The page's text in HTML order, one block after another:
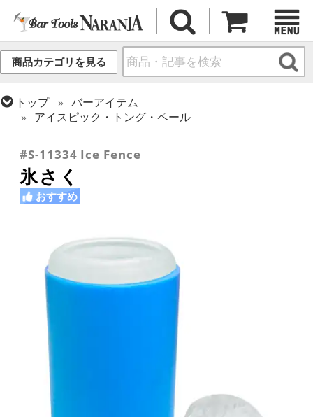
商品カテゴリを見る
トップ
バーアイテム
アイスピック・トング・ペール
#S-11334 Ice Fence
氷さく
おすすめ